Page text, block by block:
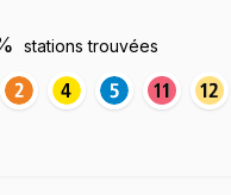
stations trouvées